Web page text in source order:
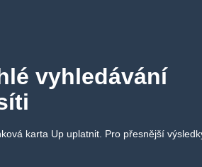
vyhledávání
karta Up uplatnit. Pro přesnější